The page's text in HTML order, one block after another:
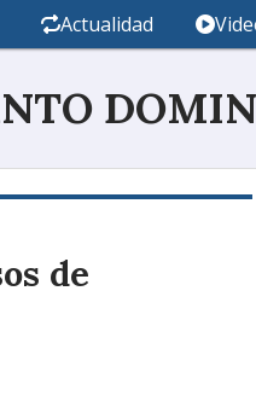
Actualidad
de